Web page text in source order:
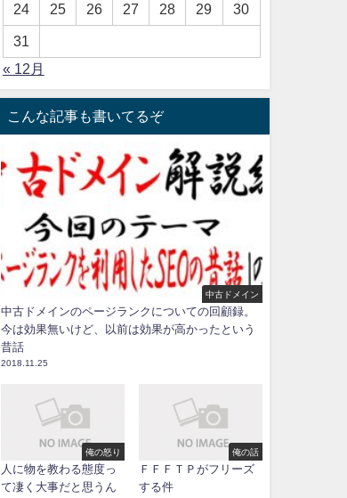
24 25 26 27 28 29 30
31
« 12月
こんな記事も書いてるぞ
中古ドメイン
中古ドメインのページランクについての回顧録。
今は効果無いけど、以前は効果が高かったという
昔話
2018.11.25
俺の怒り
人に物を教わる態度っ
て凄く大事だと思うん
俺の話
ＦＦＦＴＰがフリーズ
する件